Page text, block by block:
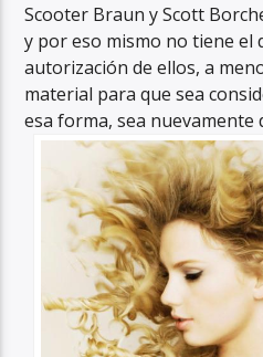
Scooter Braun y Scott
y por eso mismo no tiene el
autorización de ellos, a
material para que sea
esa forma, sea nuevamente